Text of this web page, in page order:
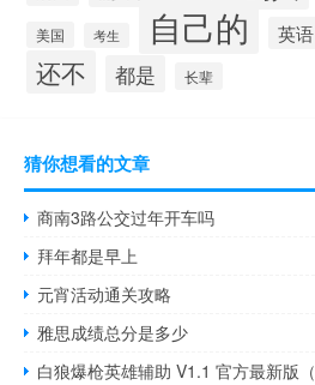
美国 考生 自己的 英语
还不 都是 长辈
猜你想看的文章
商南3路公交过年开车吗
拜年都是早上
元宵活动通关攻略
雅思成绩总分是多少